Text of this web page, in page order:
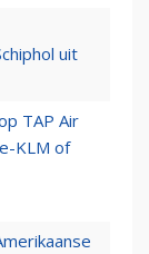
uit
TAP Air
KLM of